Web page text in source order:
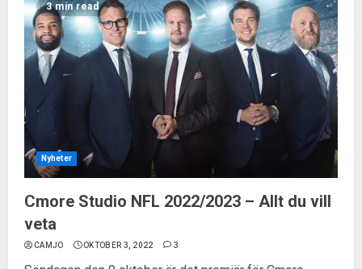
3 min read
Nyheter
Cmore Studio NFL 2022/2023 – Allt du vill
veta
CAMJO OKTOBER 3, 2022 3